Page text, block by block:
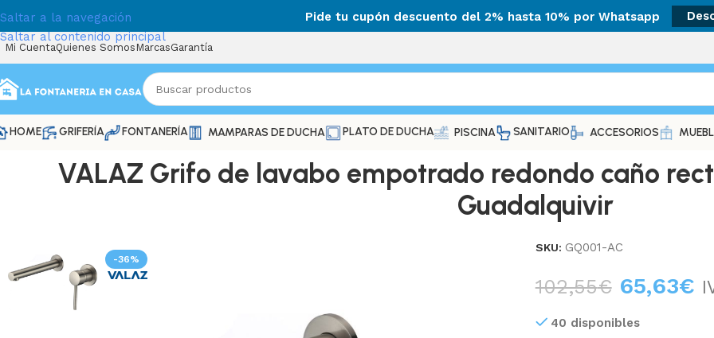
Saltar a la navegación
Saltar al contenido principal
Pide tu cupón descuento del 2% hasta 10% por Whatsapp
Mi CuentaQuienes Somos MarcasGarantía
HOME GRIFERÍA FONTANERÍA MAMPARAS DE DUCHA PLATO DE DUCHA PISCINA SANITARIO ACCESORIOS
VALAZ Grifo de lavabo empotrado redondo caño
Guadalquivir
-36%
SKU: GQ001-AC
102,55€ 65,63€
40 disponibles